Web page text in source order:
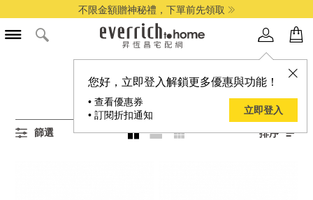
不限金額贈神秘禮，下單前先領取
您好，立即登入解鎖更多優惠與功能！
• 查看優惠券
• 訂閱折扣通知
立即登入
所有靴子商品
19
篩選 排序